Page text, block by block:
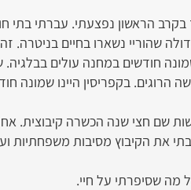
שהוריי נשארו בחיים
שמונה חודשים במחנה עולים
הרוגים. בקפריסין היינו שמונה
שם חצי שנה הכשרה קיבוצית.
וכפר יהושע), ומשם לשומרת. ב-1951 עזבתי את
מה שסיפרתי על חיי.